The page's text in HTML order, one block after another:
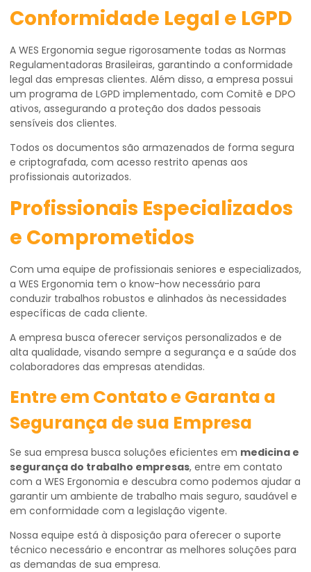
Conformidade Legal e LGPD
A WES Ergonomia segue rigorosamente todas as Normas
Regulamentadoras Brasileiras, garantindo a conformidade
legal das empresas clientes. Além disso, a empresa possui
um programa de LGPD implementado, com Comitê e DPO
ativos, assegurando a proteção dos dados pessoais
sensíveis dos clientes.
Todos os documentos são armazenados de forma segura
e criptografada, com acesso restrito apenas aos
profissionais autorizados.
Profissionais Especializados
e Comprometidos
Com uma equipe de profissionais seniores e especializados,
a WES Ergonomia tem o know-how necessário para
conduzir trabalhos robustos e alinhados às necessidades
específicas de cada cliente.
A empresa busca oferecer serviços personalizados e de
alta qualidade, visando sempre a segurança e a saúde dos
colaboradores das empresas atendidas.
Entre em Contato e Garanta a
Segurança de sua Empresa
Se sua empresa busca soluções eficientes em medicina e
segurança do trabalho empresas, entre em contato
com a WES Ergonomia e descubra como podemos ajudar a
garantir um ambiente de trabalho mais seguro, saudável e
em conformidade com a legislação vigente.
Nossa equipe está à disposição para oferecer o suporte
técnico necessário e encontrar as melhores soluções para
as demandas de sua empresa.